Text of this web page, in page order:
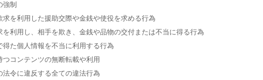
強制
求を利用した援助交際や金銭や使役を求める行為
を利用し、相手を欺き、金銭や品物の交付または不当に得る行為
得た個人情報を不当に利用する行為
コンテンツの無断転載や利用
法令に違反する全ての違法行為